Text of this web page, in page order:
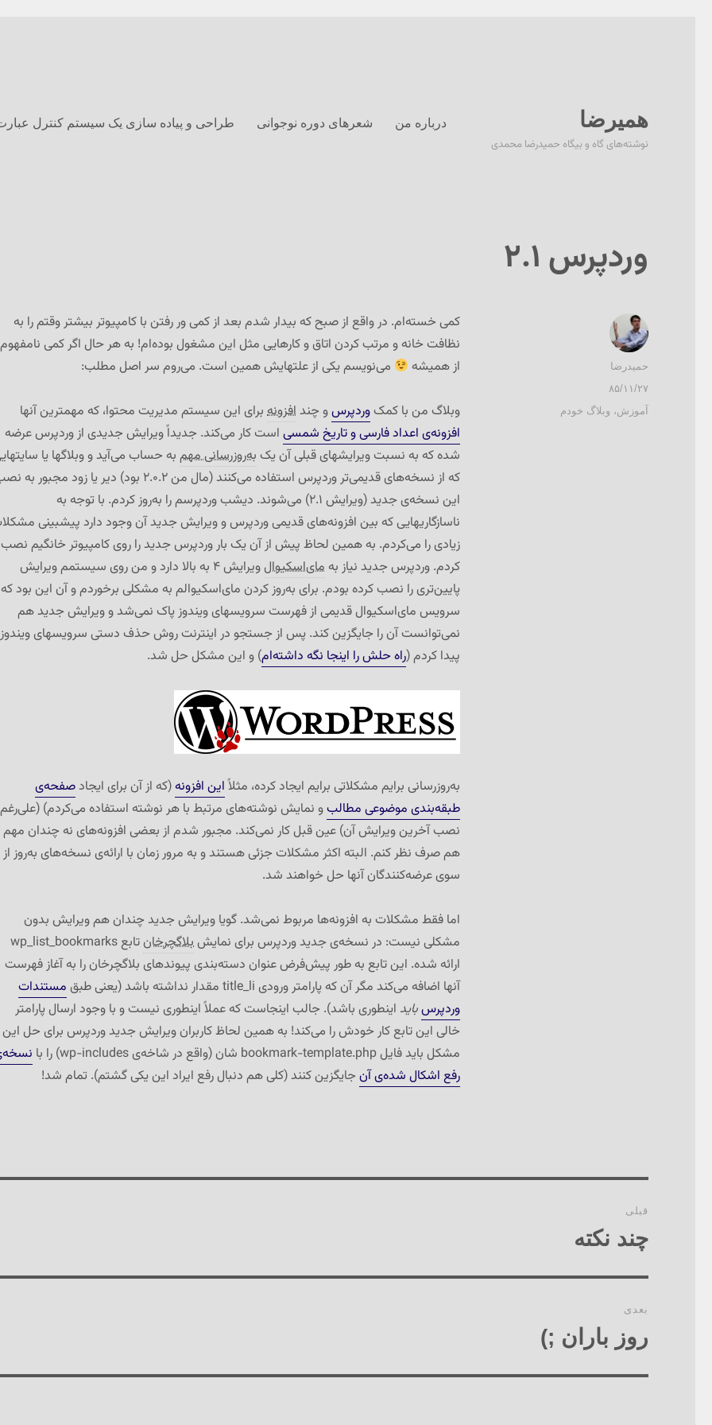
همیرضا
نوشته‌های گاه و بیگاه حمیدرضا محمدی
درباره من شعرهای دوره نوجوانی طراحی و پیاده سازی یک سیستم کنترل
وردپرس ۲.۱
کمی خسته‌ام. در واقع از صبح که بیدار شدم بعد از کمی ور رفتن با کامپیوتر بیشتر وقتم را به
نظافت خانه و مرتب کردن اتاق و کارهایی مثل این مشغول بوده‌ام! به هر حال اگر کمی
از همیشه
می‌نویسم یکی از علتهایش همین است. می‌روم سر اصل مطلب:
وبلاگ من با کمکوردپرسو چند افزونهبرای این سیستم مدیریت محتوا، که مهمترین آنها
افزونه‌ی اعداد فارسی و تاریخ شمسیاست کار می‌کند. جدیداً ویرایش جدیدی از وردپرس عرضه
شده که به نسبت ویرایشهای قبلی آن یک به‌روزرسانی مهمبه حساب می‌آید و وبلاگها یا
که از نسخه‌های قدیمی‌تر وردپرس استفاده می‌کنند (مال من ۲.۰.۲ بود) دیر یا زود مجبور
این نسخه‌ی جدید (ویرایش ۲.۱) می‌شوند. دیشب وردپرسم را به‌روز کردم. با توجه به
ناسازگاریهایی که بین افزونه‌های قدیمی وردپرس و ویرایش جدید آن وجود دارد پیشبینی
زیادی را می‌کردم. به همین لحاظ پیش از آن یک بار وردپرس جدید را روی کامپیوتر خانگیم نصب
کردم. وردپرس جدید نیاز به مای‌اسکیوال
ویرایش ۴ به بالا دارد و من روی سیستمم ویرایش
پایین‌تری را نصب کرده بودم. برای به‌روز کردن مای‌اسکیوالم به مشکلی برخوردم و آن این بود که
سرویس مای‌اسکیوال قدیمی از فهرست سرویسهای ویندوز پاک نمی‌شد و ویرایش جدید هم
نمی‌توانست آن را جایگزین کند. پس از جستجو در اینترنت روش حذف دستی سرویسهای ویندوز
پیدا کردم (راه حلش را اینجا نگه داشته‌ام) و این مشکل حل شد.
به‌روزرسانی برایم مشکلاتی برایم ایجاد کرده، مثلاًاین افزونه(که از آن برای ایجادصفحه‌ی
طبقه‌بندی موضوعی مطالبو نمایش نوشته‌های مرتبط با هر نوشته استفاده می‌کردم) (علی‌رغم
نصب آخرین ویرایش آن) عین قبل کار نمی‌کند. مجبور شدم از بعضی افزونه‌های نه چندان مهم
هم صرف نظر کنم. البته اکثر مشکلات جزئی هستند و به مرور زمان با ارائه‌ی نسخه‌های به‌روز از
سوی عرضه‌کنندگان آنها حل خواهند شد.
اما فقط مشکلات به افزونه‌ها مربوط نمی‌شد. گویا ویرایش جدید چندان هم ویرایش بدون
مشکلی نیست: در نسخه‌ی جدید وردپرس برای نمایشبلاگچرخان
تابع wp_list_bookmarks
ارائه شده. این تابع به طور پیش‌فرض عنوان دسته‌بندی پیوندهای بلاگچرخان را به آغاز فهرست
آنها اضافه می‌کند مگر آن که پارامتر ورودی title_li مقدار نداشته باشد (یعنی طبق
مستندات
وردپرسباید اینطوری باشد). جالب اینجاست که عملاً اینطوری نیست و با وجود ارسال پارامتر
خالی این تابع کار خودش را می‌کند! به همین لحاظ کاربران ویرایش جدید وردپرس برای حل این
مشکل باید فایل bookmark-template.php شان (واقع در شاخه‌ی wp-includes) را با
رفع اشکال شده‌ی آنجایگزین کنند (کلی هم دنبال رفع ایراد این یکی گشتم). تمام شد!
نویسنده
حمیدرضا
ارسال
شده
۸۵/۱۱/۲۷
دسته‌ها
آموزش، وبلاگ خودم
نوشته‌ها
قبلی
نوشته
چند نکته
بعدی
نوشته
روز باران ;)